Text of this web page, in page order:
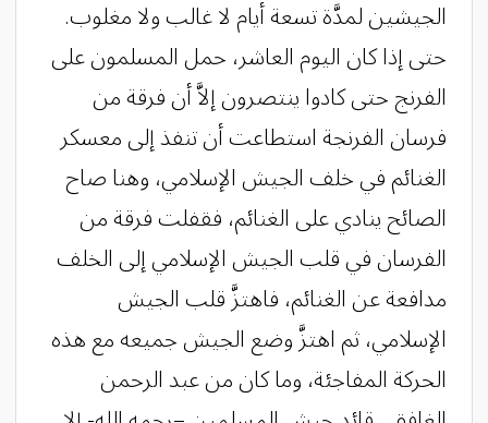
الجيشين لمدَّة تسعة أيام لا غالب ولا مغلوب.
حتى إذا كان اليوم العاشر، حمل المسلمون على
الفرنج حتى كادوا ينتصرون إلاَّ أن فرقة من
فرسان الفرنجة استطاعت أن تنفذ إلى معسكر
الغنائم في خلف الجيش الإسلامي، وهنا صاح
الصائح ينادي على الغنائم، فقفلت فرقة من
الفرسان في قلب الجيش الإسلامي إلى الخلف
مدافعة عن الغنائم، فاهتزَّ قلب الجيش
الإسلامي، ثم اهتزَّ وضع الجيش جميعه مع هذه
الحركة المفاجئة، وما كان من عبد الرحمن